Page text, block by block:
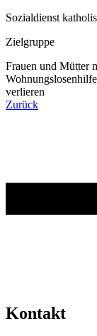
Sozialdienst
Zielgruppe
Frauen und Mütter
verlieren
Zurück
Kontakt